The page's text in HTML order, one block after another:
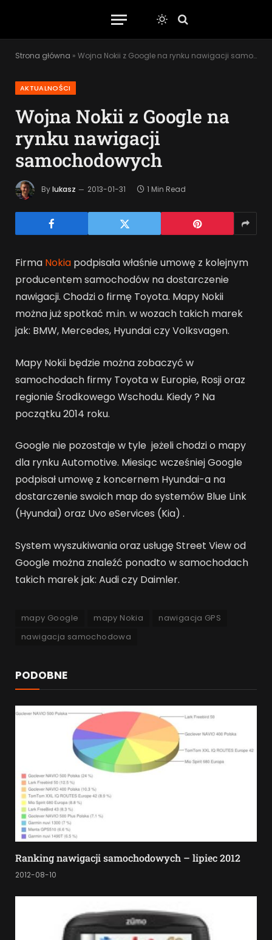
Strona główna » Wojna Nokii z Google na rynku nawigacji samochodowych
AKTUALNOŚCI
Wojna Nokii z Google na
rynku nawigacji
samochodowych
Bylukasz 2013-01-31 1 Min Read
Firma Nokia podpisała właśnie umowę z kolejnym
producentem samochodów na dostarczenie
nawigacji. Chodzi o firmę Toyota. Mapy Nokii
można już spotkać m.in. w wozach takich marek
jak: BMW, Mercedes, Hyundai czy Volksvagen.
Mapy Nokii będzie można zobaczyć w
samochodach firmy Toyota w Europie, Rosji oraz
regionie Środkowego Wschodu. Kiedy ? Na
początku 2014 roku.
Google nie pozostaje w tyle jeżeli chodzi o mapy
dla rynku Automotive. Miesiąc wcześniej Google
podpisał umowę z koncernem Hyundai-a na
dostarczenie swoich map do systemów Blue Link
(Hyundai) oraz Uvo eServices (Kia) .
System wyszukiwania oraz usługę Street View od
Google można znaleźć ponadto w samochodach
takich marek jak: Audi czy Daimler.
mapy Google mapy Nokia
nawigacja GPS
nawigacja samochodowa
PODOBNE
Ranking nawigacji samochodowych – lipiec 2012
2012-08-10